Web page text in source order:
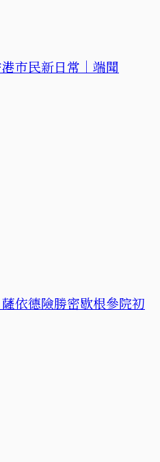
市民新日常｜端聞
依德險勝密歇根參院初